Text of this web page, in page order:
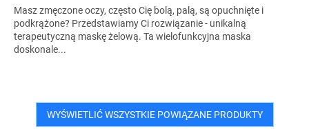
Masz zmęczone oczy, często Cię bolą, palą, są opuchnięte i
podkrążone? Przedstawiamy Ci rozwiązanie - unikalną
terapeutyczną maskę żelową. Ta wielofunkcyjna maska ​​
doskonale...
WYŚWIETLIĆ WSZYSTKIE POWIĄZANE PRODUKTY